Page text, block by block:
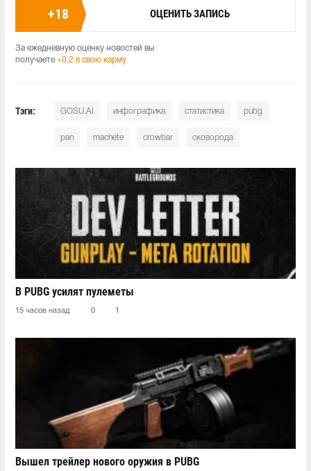
+18 ОЦЕНИТЬ ЗАПИСЬ
За ежедневную оценку новостей вы
получаете +0.2 в свою карму
Тэги: GOSU.AI инфографика статистика pubg
pan machete crowbar сковорода
В PUBG усилят пулеметы
15 часов назад 0 1
Вышел трейлер нового оружия в PUBG